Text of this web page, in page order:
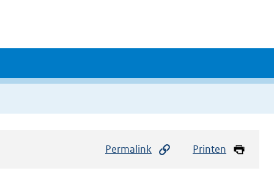
Permalink Printen